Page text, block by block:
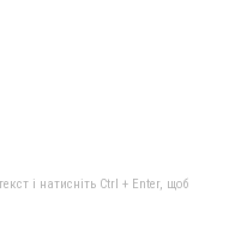
і натисніть Ctrl + Enter, щоб